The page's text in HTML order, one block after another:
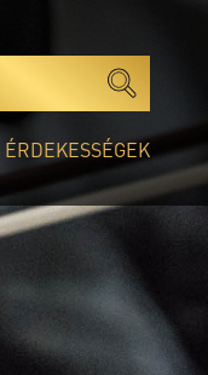
ÉRDEKESSÉGEK